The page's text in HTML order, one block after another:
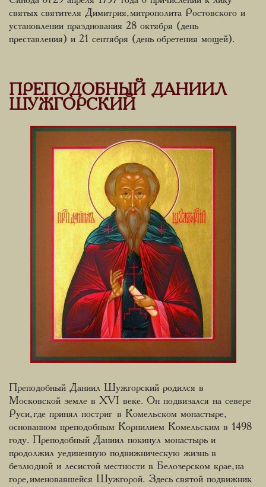
святых святителя Димитрия, митрополита Ростовского и
установлении празднования 28 октября (день
преставления) и 21 сентября (день обретения мощей).
ПРЕПОДОБНЫЙ ДАНИИЛ
ШУЖГОРСКИЙ
Преподобный Даниил Шужгорский родился в
Московской земле в XVI веке. Он подвизался на севере
Руси, где принял постриг в Комельском монастыре,
основанном преподобным Корнилием Комельским в 1498
году. Преподобный Даниил покинул монастырь и
продолжил уединенную подвижническую жизнь в
безлюдной и лесистой местности в Белозерском крае, на
горе, именовавшейся Шужгорой. Здесь святой подвижник